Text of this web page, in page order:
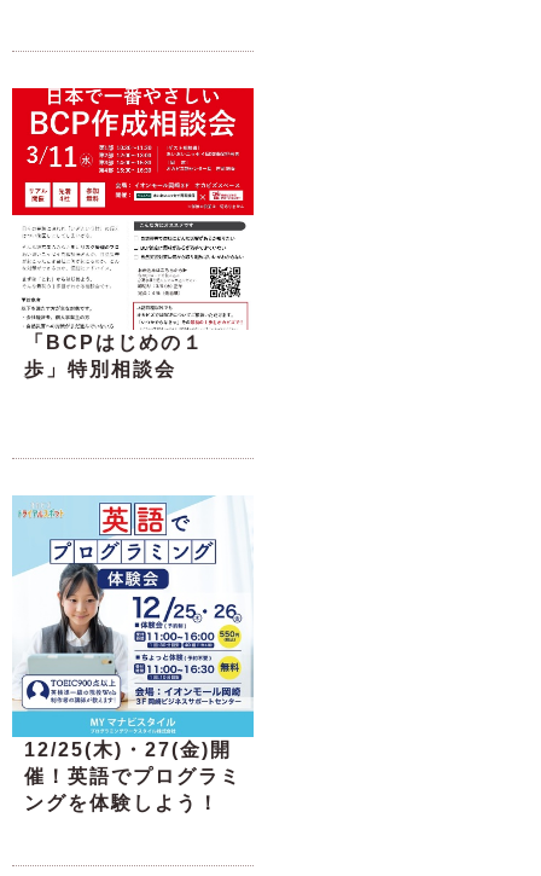
「BCPはじめの１
歩」特別相談会
12/25(木)・27(金)開
催！英語でプログラミ
ングを体験しよう！